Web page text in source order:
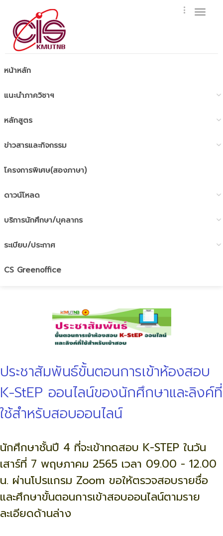
หน้าหลัก
แนะนำภาควิชาฯ
หลักสูตร
ข่าวสารและกิจกรรม
โครงการพิเศษ(สองภาษา)
ดาวน์โหลด
บริการนักศึกษา/บุคลากร
ระเบียบ/ประกาศ
CS Greenoffice
ประชาสัมพันธ์ขั้นตอนการเข้าห้องสอบ
K-StEP ออนไลน์ของนักศึกษาและลิงค์ที่
ใช้สำหรับสอบออนไลน์
นักศึกษาชั้นปี 4 ที่จะเข้าทดสอบ K-STEP ในวัน
เสาร์ที่ 7 พฤษภาคม 2565 เวลา 09.00 - 12.00
น. ผ่านโปรแกรม Zoom ขอให้ตรวจสอบรายชื่อ
และศึกษาขั้นตอนการเข้าสอบออนไลน์ตามราย
ละเอียดด้านล่าง